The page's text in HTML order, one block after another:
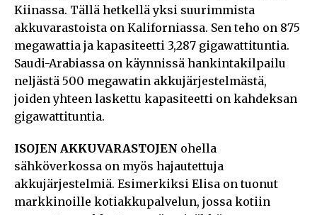
Kiinassa. Tällä hetkellä yksi suurimmista
akkuvarastoista on Kaliforniassa. Sen teho on 875
megawattia ja kapasiteetti 3,287 gigawattituntia.
Saudi-Arabiassa on käynnissä hankintakilpailu
neljästä 500 megawatin akkujärjestelmästä,
joiden yhteen laskettu kapasiteetti on kahdeksan
gigawattituntia.
ISOJEN AKKUVARASTOJEN ohella
sähköverkossa on myös hajautettuja
akkujärjestelmiä. Esimerkiksi Elisa on tuonut
markkinoille kotiakkupalvelun, jossa kotiin